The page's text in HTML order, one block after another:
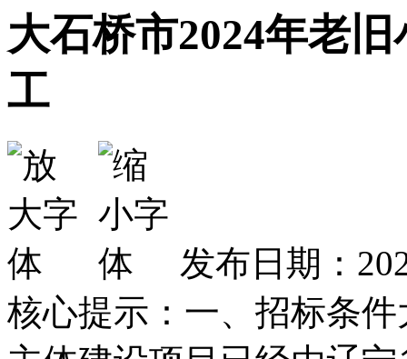
大石桥市2024年老
工
发布日期：
核心提示：一、招标条